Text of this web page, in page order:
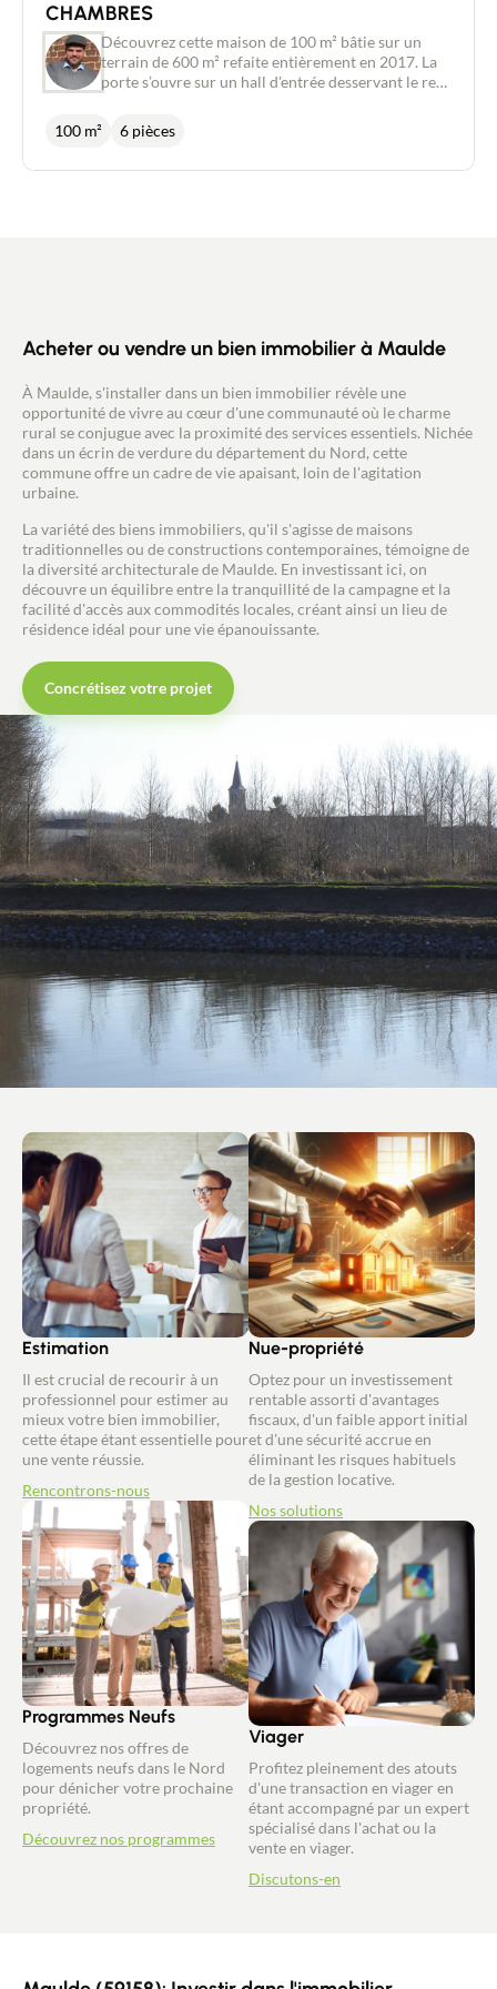
Contact
CHAMBRES
Découvrez cette maison de 100 m² bâtie sur un
terrain de 600 m² refaite entièrement en 2017. La
porte s’ouvre sur un hall d'entrée desservant le rez-
pièce de vie est composée d'un salon de 16 m2, et
d'un séjour avec cuisine ouverte de 24 m2. Une
pouvant stationner 2 véhicules, un garage de 15m2,
une terrasse, une cuve récupération des eaux de
bien. Ce que l'on adore : * L'emplacement * La
qualité de rénovation * Le jardin et le garage
100 m² 6 pièces
Acheter ou vendre un bien immobilier à Maulde
À Maulde, s'installer dans un bien immobilier révèle une
opportunité de vivre au cœur d'une communauté où le charme
rural se conjugue avec la proximité des services essentiels. Nichée
dans un écrin de verdure du département du Nord, cette
commune offre un cadre de vie apaisant, loin de l'agitation
urbaine.
La variété des biens immobiliers, qu'il s'agisse de maisons
traditionnelles ou de constructions contemporaines, témoigne de
la diversité architecturale de Maulde. En investissant ici, on
découvre un équilibre entre la tranquillité de la campagne et la
facilité d'accès aux commodités locales, créant ainsi un lieu de
résidence idéal pour une vie épanouissante.
Concrétisez votre projet
Estimation
Il est crucial de recourir à un
professionnel pour estimer au
mieux votre bien immobilier,
cette étape étant essentielle pour
une vente réussie.
Rencontrons-nous
Programmes Neufs
Découvrez nos offres de
logements neufs dans le Nord
pour dénicher votre prochaine
propriété.
Découvrez nos programmes
Nue-propriété
Optez pour un investissement
rentable assorti d'avantages
fiscaux, d'un faible apport initial
et d'une sécurité accrue en
éliminant les risques habituels
de la gestion locative.
Nos solutions
Viager
Profitez pleinement des atouts
d'une transaction en viager en
étant accompagné par un expert
spécialisé dans l'achat ou la
vente en viager.
Discutons-en